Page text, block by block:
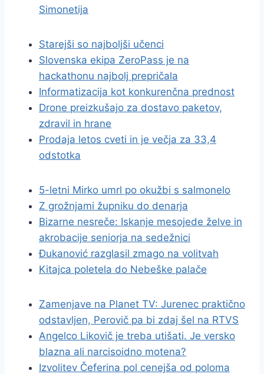
Simonetija
Starejši so najboljši učenci
Slovenska ekipa ZeroPass je na
hackathonu najbolj prepričala
Informatizacija kot konkurenčna prednost
Drone preizkušajo za dostavo paketov,
zdravil in hrane
Prodaja letos cveti in je večja za 33,4
odstotka
5-letni Mirko umrl po okužbi s salmonelo
Z grožnjami župniku do denarja
Bizarne nesreče: Iskanje mesojede želve in
akrobacije seniorja na sedežnici
Đukanović razglasil zmago na volitvah
Kitajca poletela do Nebeške palače
Zamenjave na Planet TV: Jurenec praktično
odstavljen, Perovič pa bi zdaj šel na RTVS
Angelco Likovič je treba utišati. Je versko
blazna ali narcisoidno motena?
Izvolitev Čeferina pol cenejša od poloma